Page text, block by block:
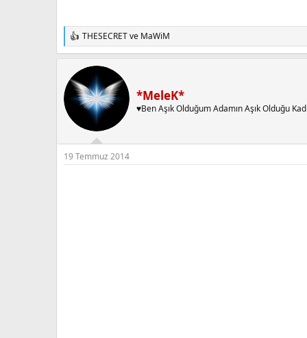
T
e
i
r
THESECRETve MaWiM
*MeleK*
♥Ben Aşık Olduğum Adamın Aşık Olduğu
19 Temmuz 2014